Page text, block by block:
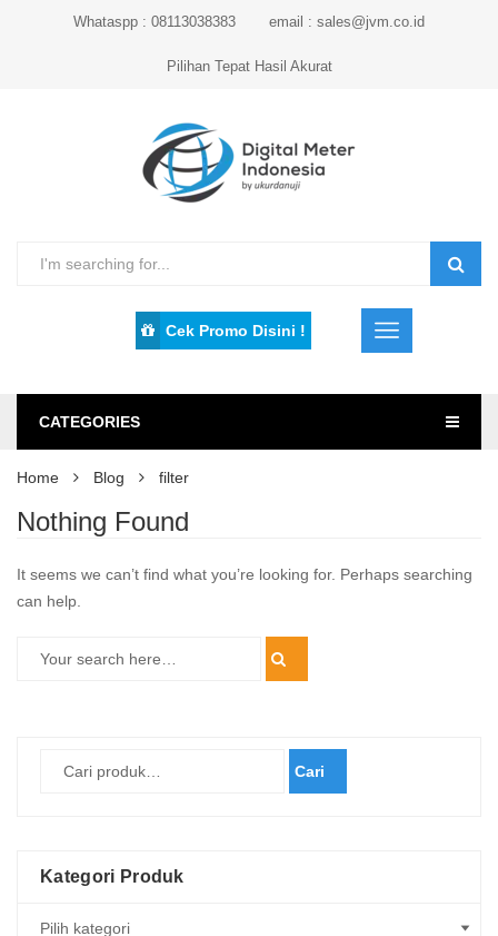
Whataspp : 08113038383 email : sales@jvm.co.id
Pilihan Tepat Hasil Akurat
Cek Promo Disini !
CATEGORIES
Home Blog filter
Nothing Found
It seems we can’t find what you’re looking for. Perhaps searching
can help.
Cari
Kategori Produk